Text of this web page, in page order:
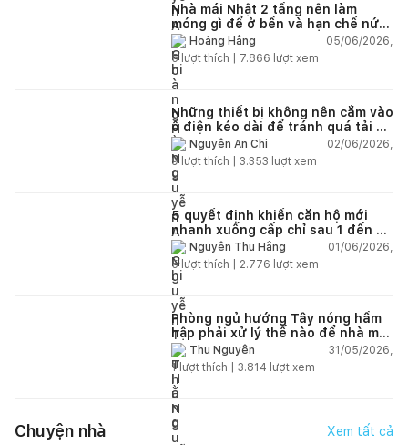
Nhà mái Nhật 2 tầng nên làm
móng gì để ở bền và hạn chế nứt
lún?Hoàng Hằng
05/06/2026,
5lượt thích | 7.866 lượt xem
Những thiết bị không nên cắm vào
ổ điện kéo dài để tránh quá tải và
chập cháy trong nhà
Nguyễn An Chi
02/06/2026,
9lượt thích | 3.353 lượt xem
5 quyết định khiến căn hộ mới
nhanh xuống cấp chỉ sau 1 đến 2
nămNguyễn Thu Hằng
01/06/2026,
5lượt thích | 2.776 lượt xem
Phòng ngủ hướng Tây nóng hầm
hập phải xử lý thế nào để nhà mát
hơn?Thu Nguyễn
31/05/2026,
1lượt thích | 3.814 lượt xem
Chuyện nhà Xem tất cả